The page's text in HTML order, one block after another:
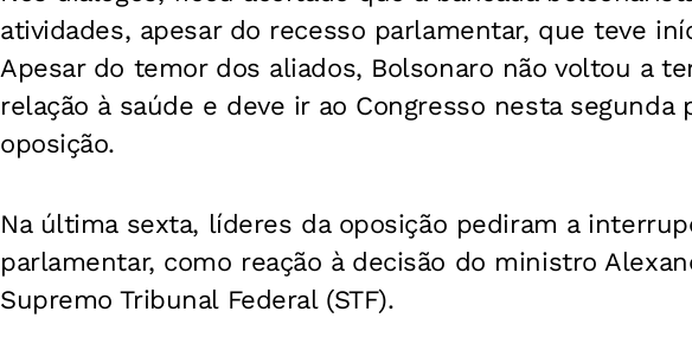
atividades, apesar do recesso parlamentar, que teve
Apesar do temor dos aliados, Bolsonaro não voltou a
relação à saúde e deve ir ao Congresso nesta
oposição.
Na última sexta, líderes da oposição pediram a
parlamentar, como reação à decisão do ministro
Supremo Tribunal Federal (STF).